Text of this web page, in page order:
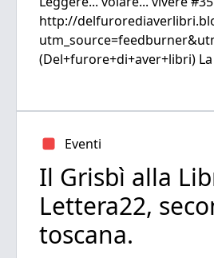
http://
(Del+furore+di+aver+libri)
Eventi
Il Grisbì alla
Lettera22,
toscana.